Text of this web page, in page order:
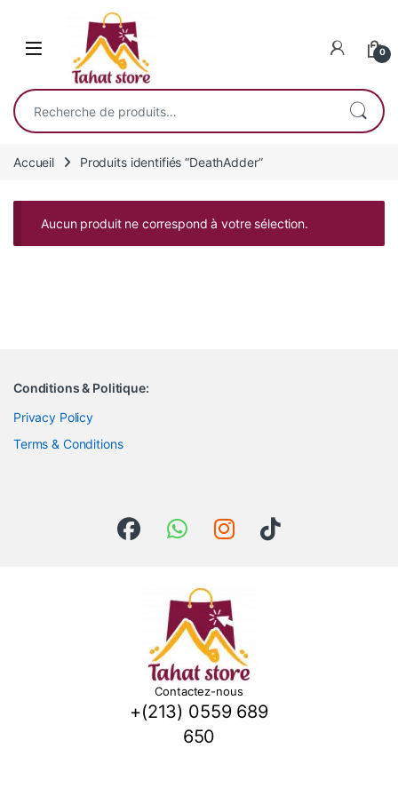
0
Recherche pour :
Accueil Produits identifiés “DeathAdder”
Aucun produit ne correspond à votre sélection.
Conditions & Politique:
Privacy Policy
Terms & Conditions
Contactez-nous
+(213) 0559 689
650